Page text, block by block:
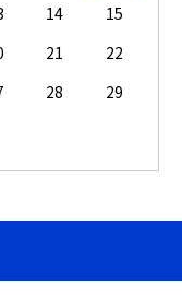
14
15
21
22
28
29